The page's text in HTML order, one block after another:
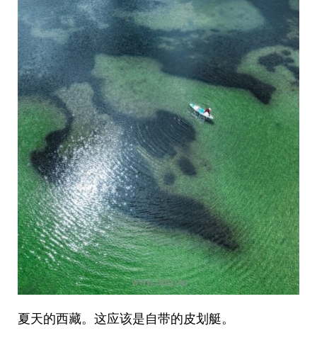
夏天的西藏。这应该是自带的皮划艇。